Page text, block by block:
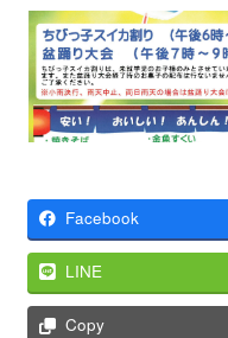
Facebook
LINE
Copy